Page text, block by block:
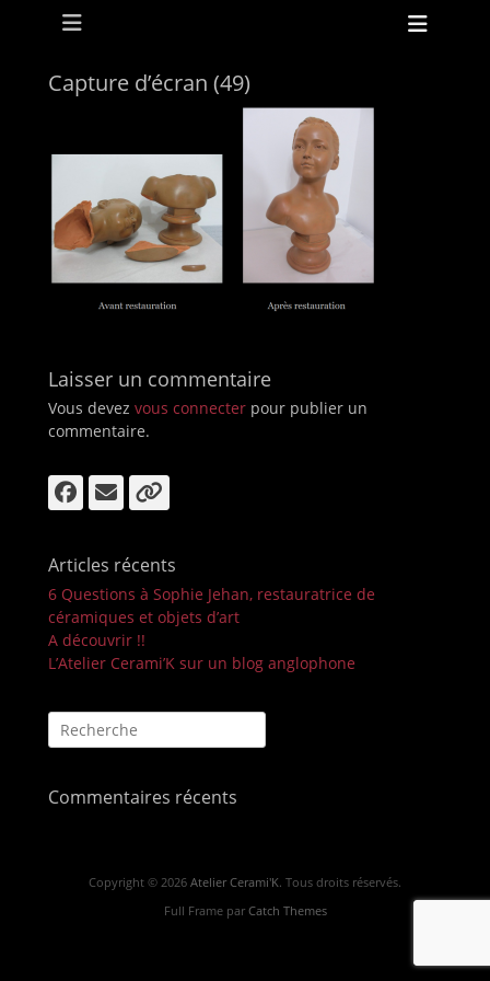
Menu principal
Aller
au
Capture d’écran (49)
Laisser un commentaire
Vous devez vous connecter pour publier un
commentaire.
Facebook
E-
mail
Articles récents
6 Questions à Sophie Jehan, restauratrice de
céramiques et objets d’art
A découvrir !!
L’Atelier Cerami’K sur un blog anglophone
Recherche
pour :
Commentaires récents
Copyright © 2026 Atelier Cerami'K. Tous droits réservés.
Full Frame par Catch Themes